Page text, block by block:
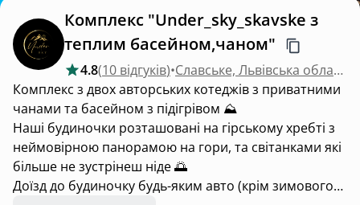
Комплекс "Under_sky_skavske з
теплим басейном,чаном"
4.8(10 відгуків)•
Славське, Львівська область
Комплекс з двох авторських котеджів з приватними
чанами та басейном з підігрівом ⛰️
Наші будиночки розташовані на гірському хребті з
неймовірною панорамою на гори, та світанками які
більше не зустрінеш ніде 🌅
Доїзд до будиночку будь-яким авто (крім зимового